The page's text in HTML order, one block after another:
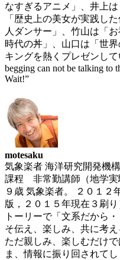
なすぎるアニメ」、井上
「歴史上の美女が実践し
人ダンサー」、竹山は「お
時代の丼」、山口は「世界
キングを熱くプレゼンし
begging can not be talking to
Wait!”
motesaku
気象楽者 海洋研究開発機
課程 非常勤講師（地学実
９歳 気象楽者。 ２０１２
版，２０１５年現在３刷
トーリーで「文系だから
そ伝え、楽しみ、共に考
ただ親しみ、楽しむだけ
ま、情報に振り回されて